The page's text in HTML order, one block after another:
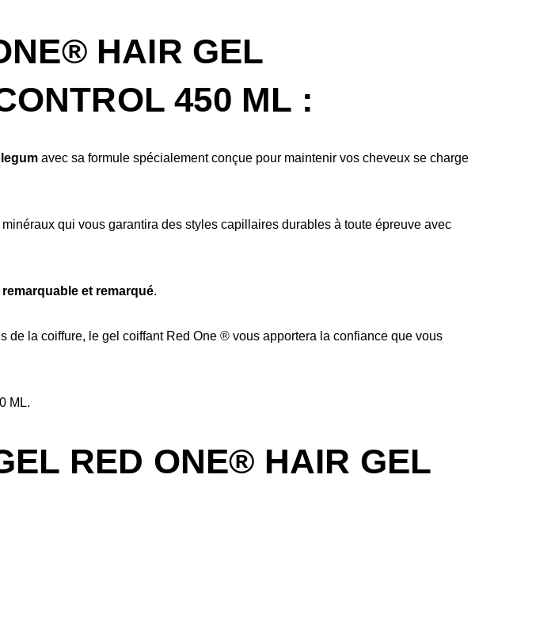
HAIR GEL
450 ML :
avec sa formule spécialement conçue pour maintenir vos cheveux se charge
qui vous garantira des styles capillaires durables à toute épreuve avec
et remarqué.
la coiffure, le gel coiffant Red One ® vous apportera la confiance que vous
ML.
RED ONE® HAIR GEL